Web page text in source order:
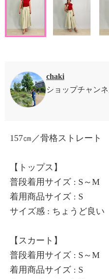
chaki
ショップチャン
157㎝／骨格ストレート
【トップス】
普段着用サイズ : S～M
着用商品サイズ : S
サイズ感 : ちょうど良い
【スカート】
普段着用サイズ : S～M
着用商品サイズ : S